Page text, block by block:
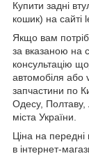
Купити задні
кошик) на сайті
Якщо вам
за вказаною на
консультацію
автомобіля або
запчастини по
Одесу, Полтаву,
міста України.
Ціна на передні
в інтернет-